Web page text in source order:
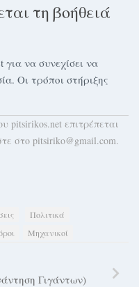
τη βοήθειά
για να συνεχίσει να
Οι τρόποι στήριξης
pitsirikos.net επιτρέπεται
στο pitsiriko@gmail.com.
Πολιτικά
Μηχανικοί
Γιγάντων)